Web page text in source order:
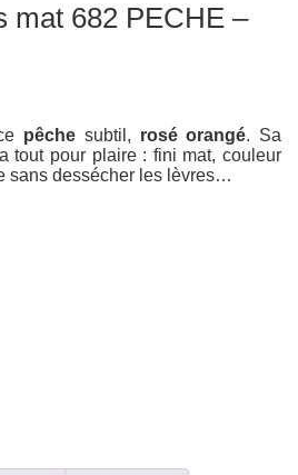
mat 682 PECHE –
pêche subtil, rosé orangé. Sa
tout pour plaire : fini mat, couleur
sans dessécher les lèvres…